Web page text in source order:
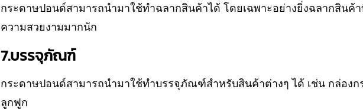
กระดาษปอนด์สามารถนำมาใช้ทำฉลากสินค้าได้ โดยเฉพาะอย่างยิ่งฉลากสินค้
ความสวยงามมากนัก
7.บรรจุภัณฑ์
กระดาษปอนด์สามารถนำมาใช้ทำบรรจุภัณฑ์สำหรับสินค้าต่างๆ ได้ เช่น กล่องก
ลูกฟูก